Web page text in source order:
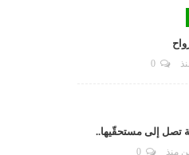
تصل إلى مستحقّيها..
منذ 0